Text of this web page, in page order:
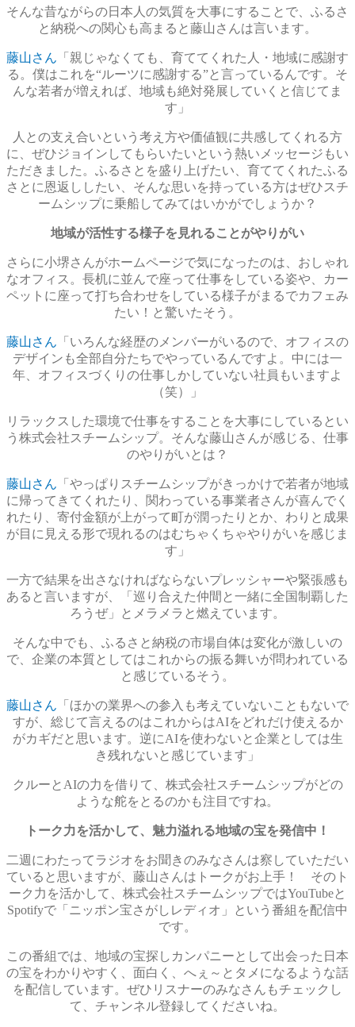
そんな昔ながらの日本人の気質を大事にすることで、ふるさ
と納税への関心も高まると藤山さんは言います。
藤山さん 「親じゃなくても、育ててくれた人・地域に感謝す
る。僕はこれを“ルーツに感謝する”と言っているんです。そ
んな若者が増えれば、地域も絶対発展していくと信じてま
す」
人との支え合いという考え方や価値観に共感してくれる方
に、ぜひジョインしてもらいたいという熱いメッセージもい
ただきました。ふるさとを盛り上げたい、育ててくれたふる
さとに恩返ししたい、そんな思いを持っている方はぜひスチ
ームシップに乗船してみてはいかがでしょうか？
地域が活性する様子を見れることがやりがい
さらに小堺さんがホームページで気になったのは、おしゃれ
なオフィス。長机に並んで座って仕事をしている姿や、カー
ペットに座って打ち合わせをしている様子がまるでカフェみ
たい！と驚いたそう。
藤山さん 「いろんな経歴のメンバーがいるので、オフィスの
デザインも全部自分たちでやっているんですよ。中には一
年、オフィスづくりの仕事しかしていない社員もいますよ
（笑）」
リラックスした環境で仕事をすることを大事にしているとい
う株式会社スチームシップ。そんな藤山さんが感じる、仕事
のやりがいとは？
藤山さん 「やっぱりスチームシップがきっかけで若者が地域
に帰ってきてくれたり、関わっている事業者さんが喜んでく
れたり、寄付金額が上がって町が潤ったりとか、わりと成果
が目に見える形で現れるのはむちゃくちゃやりがいを感じま
す」
一方で結果を出さなければならないプレッシャーや緊張感も
あると言いますが、「巡り合えた仲間と一緒に全国制覇した
ろうぜ」とメラメラと燃えています。
そんな中でも、ふるさと納税の市場自体は変化が激しいの
で、企業の本質としてはこれからの振る舞いが問われている
と感じているそう。
藤山さん 「ほかの業界への参入も考えていないこともないで
すが、総じて言えるのはこれからはAIをどれだけ使えるか
がカギだと思います。逆にAIを使わないと企業としては生
き残れないと感じています」
クルーとAIの力を借りて、株式会社スチームシップがどの
ような舵をとるのかも注目ですね。
トーク力を活かして、魅力溢れる地域の宝を発信中！
二週にわたってラジオをお聞きのみなさんは察していただい
ていると思いますが、藤山さんはトークがお上手！ そのト
ーク力を活かして、株式会社スチームシップではYouTubeと
Spotifyで「ニッポン宝さがしレディオ」という番組を配信中
です。
この番組では、地域の宝探しカンパニーとして出会った日本
の宝をわかりやすく、面白く、へぇ～とタメになるような話
を配信しています。ぜひリスナーのみなさんもチェックし
て、チャンネル登録してくださいね。